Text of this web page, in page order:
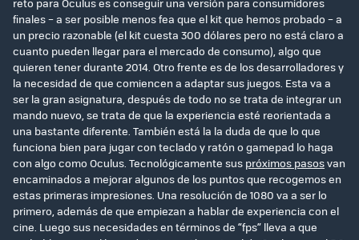
finales – a ser posible menos fea que el kit que hemos probado – a
un precio razonable (el kit cuesta 300 dólares pero no está claro a
cuanto pueden llegar para el mercado de consumo), algo que
quieren tener durante 2014. Otro frente es de los desarrolladores y
la necesidad de que comiencen a adaptar sus juegos. Esta va a
ser la gran asignatura, después de todo no se trata de integrar un
mando nuevo, se trata de que la experiencia esté reorientada a
una bastante diferente. También está la la duda de que lo que
funciona bien para jugar con teclado y ratón o gamepad lo haga
con algo como Oculus. Tecnológicamente sus próximos pasosvan
encaminados a mejorar algunos de los puntos que recogemos en
estas primeras impresiones. Una resolución de 1080 va a ser lo
primero, además de que empiezan a hablar de experiencia con el
cine. Luego sus necesidades en términos de “fps” lleva a que